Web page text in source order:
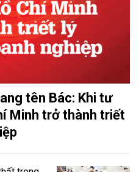
tên Bác: Khi tư
Minh trở thành triết